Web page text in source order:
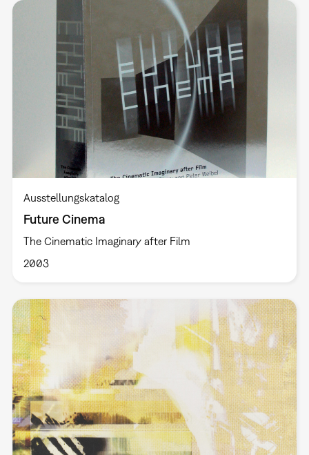
Ausstellungskatalog
Future Cinema
The Cinematic Imaginary after Film
2003